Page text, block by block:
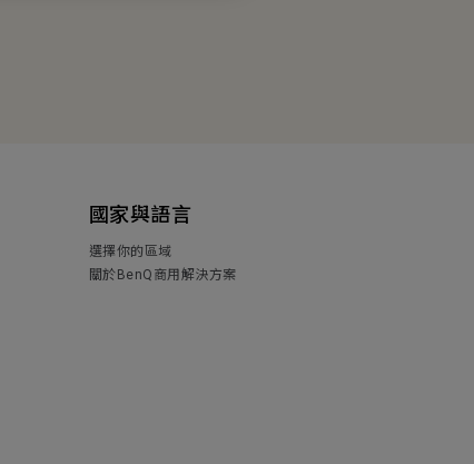
國家與語言
選擇你的區域
關於BenQ商用解決方案